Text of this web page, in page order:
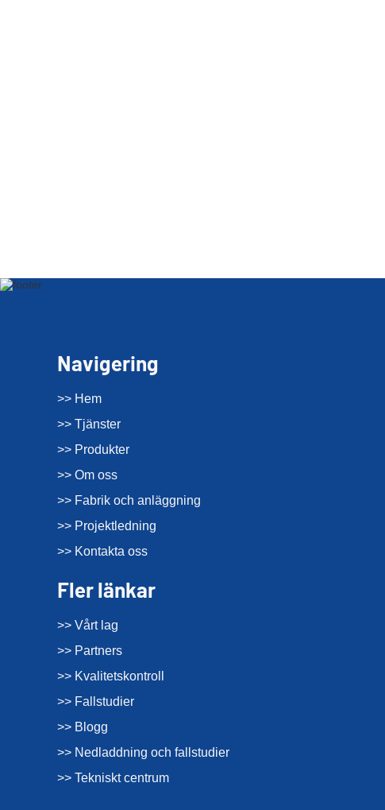
Navigering
>> Hem
>> Tjänster
>> Produkter
>> Om oss
>> Fabrik och anläggning
>> Projektledning
>> Kontakta oss
Fler länkar
>> Vårt lag
>> Partners
>> Kvalitetskontroll
>> Fallstudier
>> Blogg
>> Nedladdning och fallstudier
>> Tekniskt centrum